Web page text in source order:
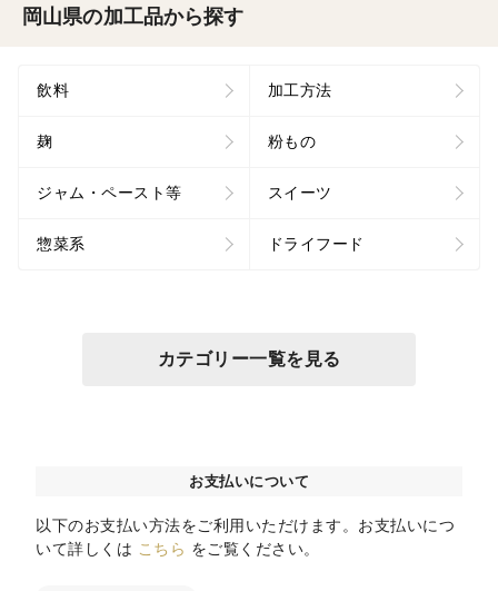
岡山県の加工品から探す
飲料 加工方法
麹 粉もの
ジャム・ペースト等 スイーツ
惣菜系 ドライフード
カテゴリー一覧を見る
お支払いについて
以下のお支払い方法をご利用いただけます。お支払いにつ
いて詳しくは こちら をご覧ください。